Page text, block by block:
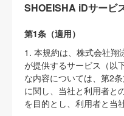
SHOEISHA iDサービ
第1条（適用）
1. 本規約は、株式会社翔
が提供するサービス（以
な内容については、第2
に関し、当社と利用者と
を目的とし、利用者と当